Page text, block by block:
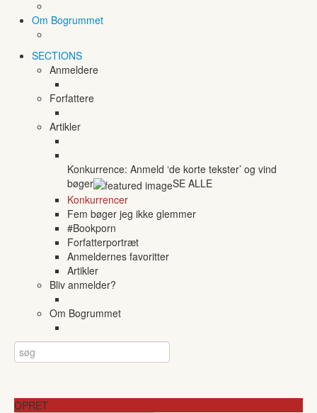
Om Bogrummet
SECTIONS
Anmeldere
Forfattere
Artikler
Konkurrence: Anmeld ‘de korte tekster’ og vind
bøger
SE ALLE
Konkurrencer
Fem bøger jeg ikke glemmer
#Bookporn
Forfatterportræt
Anmeldernes favoritter
Artikler
Bliv anmelder?
Om Bogrummet
OPRET